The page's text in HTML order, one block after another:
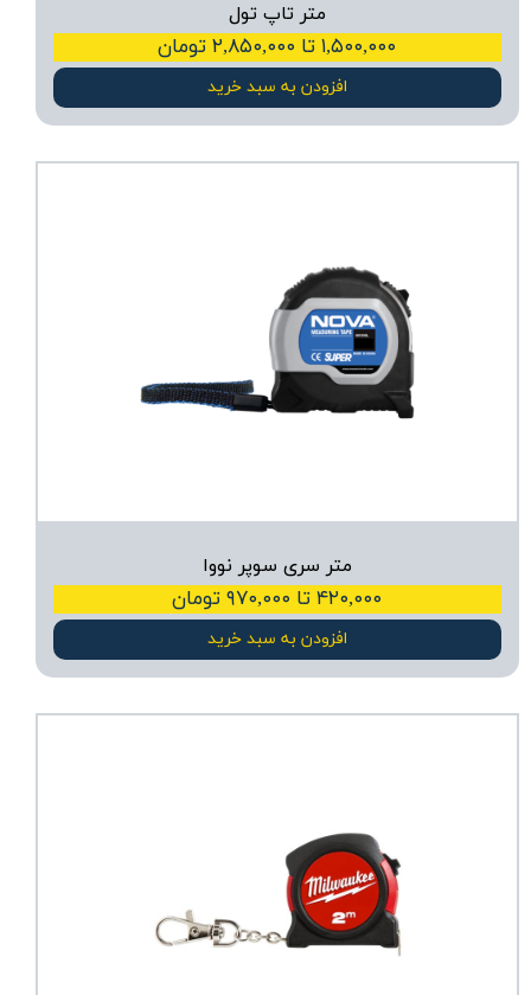
متر تاپ تول
۱,۵۰۰,۰۰۰ تا ۲,۸۵۰,۰۰۰ تومان
افزودن به سبد خرید
متر سری سوپر نووا
۴۲۰,۰۰۰ تا ۹۷۰,۰۰۰ تومان
افزودن به سبد خرید